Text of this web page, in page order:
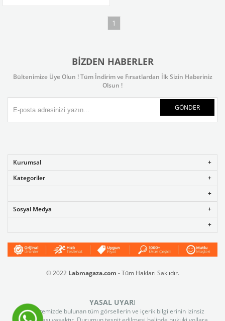
1
BIZDEN HABERLER
Bültenimize Üye Olun ! Tüm İndirim ve Fırsatlardan İlk Sizin Haberiniz
Olsun !
GÖNDER
Kurumsal
Kategoriler
Sosyal Medya
© 2022 Labmagaza.com - Tüm Hakları Saklıdır.
YASAL UYARI
Web sitemizde bulunan tüm görsellerin ve içerik bilgilerinin izinsiz